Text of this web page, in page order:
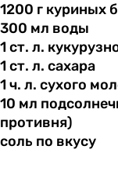
1200 г куриных
300 мл воды
1 ст. л.
1 ст. л. сахара
1 ч. л. сухого
10 мл
противня)
соль по вкусу